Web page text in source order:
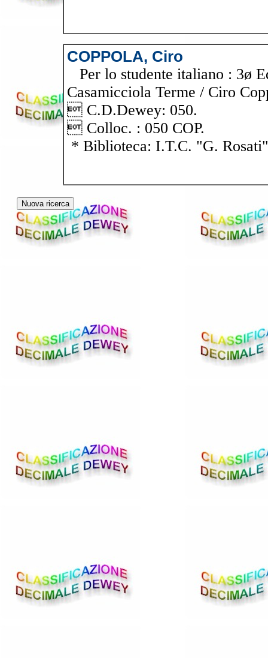
COPPOLA, Ciro
Per lo studente italiano : 3ø
Casamicciola Terme / Ciro
 C.D.Dewey: 050.
 Colloc. : 050 COP.
* Biblioteca: I.T.C. "G. Rosati"